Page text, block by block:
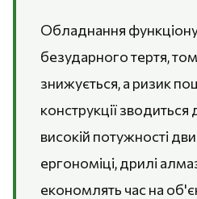
Обладнання
безударного тертя,
знижується, а ризик
конструкції
високій потужності
ергономіці, дрилі
економлять час на